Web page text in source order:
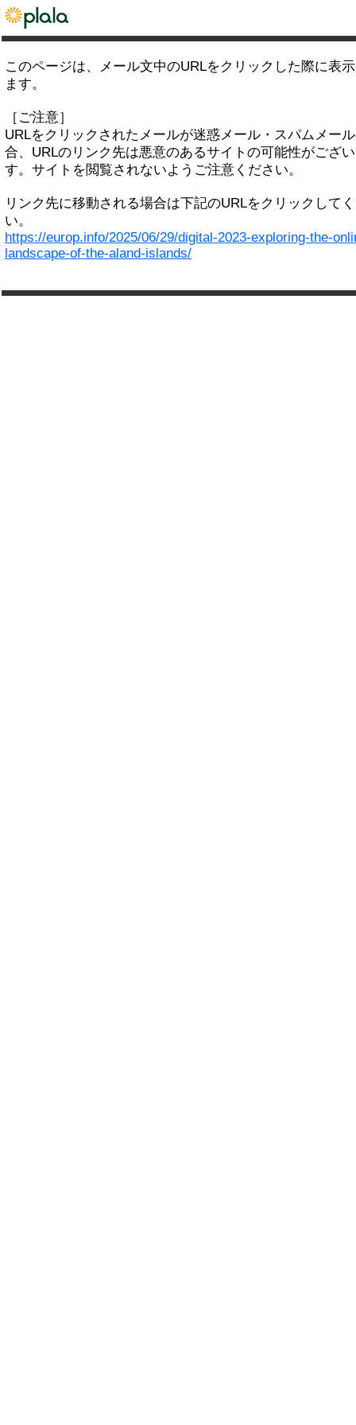
このページは、メール文中のURLをクリックした際に表
ます。
［ご注意］
URLをクリックされたメールが迷惑メール・スパムメー
合、URLのリンク先は悪意のあるサイトの可能性がござ
す。サイトを閲覧されないようご注意ください。
リンク先に移動される場合は下記のURLをクリックして
い。
https://europ.info/2025/06/29/digital-2023-exploring-the-
landscape-of-the-aland-islands/